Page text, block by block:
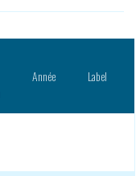
Année Label